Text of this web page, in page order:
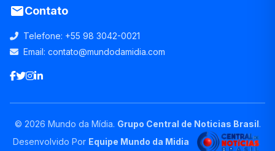
emailContato
Telefone: +55 98 3042-0021
Email: contato@mundodamidia.com
© 2026 Mundo da Mídia. Grupo Central de Noticias Brasil.
Desenvolvido Por Equipe Mundo da Midia